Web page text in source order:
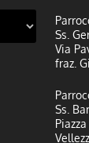
Ss.
Via
fraz.
Ss.